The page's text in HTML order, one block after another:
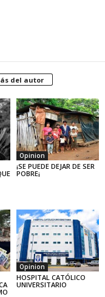
del autor
Opinion
¡SE PUEDE DEJAR DE SER
POBRE¡
Opinion
HOSPITAL CATÓLICO
UNIVERSITARIO